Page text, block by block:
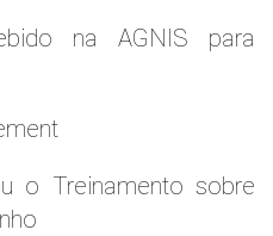
na AGNIS para
o Treinamento sobre